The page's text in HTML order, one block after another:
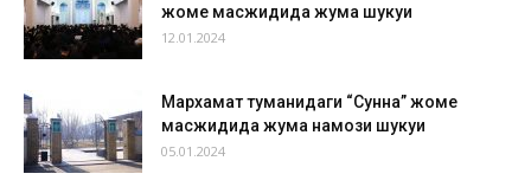
жоме масжидида жума шукуҳи
12.01.2024
Мархамат туманидаги “Сунна” жоме
масжидида жума намози шукуҳи
05.01.2024